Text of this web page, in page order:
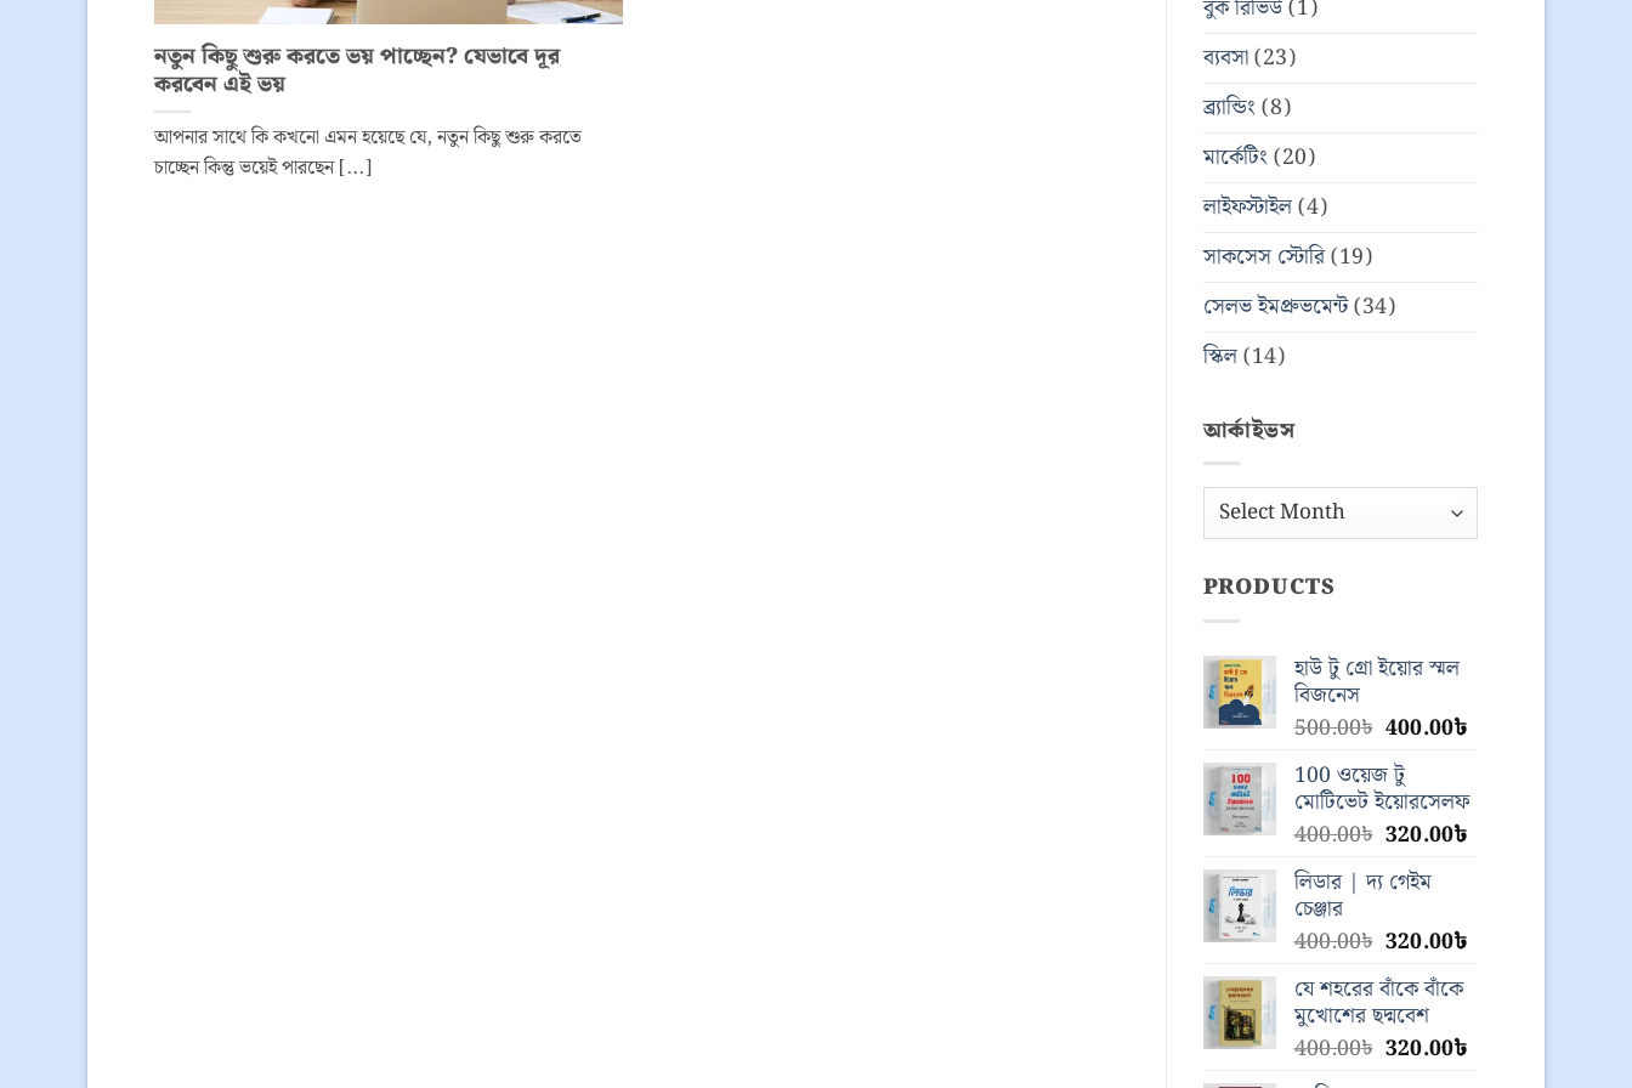
নতুন কিছু শুরু করতে ভয় পাচ্ছেন? যেভাবে দূর
করবেন এই ভয়
আপনার সাথে কি কখনো এমন হয়েছে যে, নতুন কিছু শুরু করতে
চাচ্ছেন কিন্তু ভয়েই পারছেন [...]
বুক রিভিউ(1)
ব্যবসা(23)
ব্র্যান্ডিং(8)
মার্কেটিং(20)
লাইফস্টাইল(4)
সাকসেস স্টোরি(19)
সেলভ ইমপ্রুভমেন্ট(34)
স্কিল(14)
আর্কাইভস
আর্কাইভস
PRODUCTS
হাউ টু গ্রো ইয়োর স্মল
বিজনেস
500.00৳ Original
price
was:
500.00৳.
400.00৳Current
400.00৳.
100 ওয়েজ টু
মোটিভেট ইয়োরসেলফ
400.00৳ Original
price
was:
320.00৳Current
লিডার | দ্য গেইম
চেঞ্জার
400.00৳ Original
price
was:
400.00৳.
320.00৳Current
যে শহরের বাঁকে বাঁকে
মুখোশের ছদ্মবেশ
400.00৳ Original
320.00৳Current